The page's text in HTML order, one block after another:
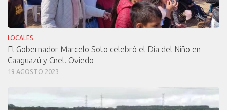
LOCALES
El Gobernador Marcelo Soto celebró el Día del Niño en
Caaguazú y Cnel. Oviedo
19 AGOSTO 2023